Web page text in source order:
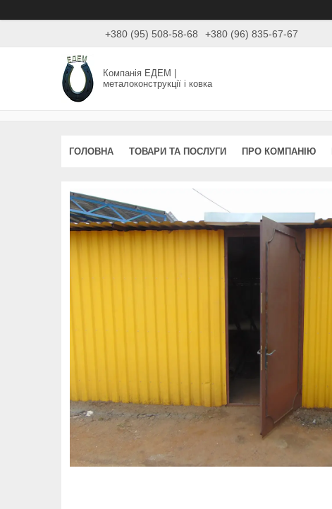
+380 (95) 508-58-68 +380 (96) 835-67-67
Компанія ЕДЕМ |
металоконструкції і ковка
ГОЛОВНА ТОВАРИ ТА ПОСЛУГИ ПРО КОМПАНІЮ